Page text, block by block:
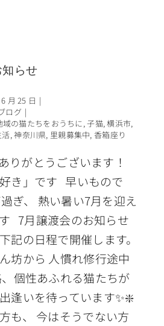
知らせ
月 25 日 |
ログ |
域の猫たちをおうちに,子猫,横浜市,
,神奈川県, 里親募集中,香箱座り
りがとうございます！
好き」です 早いもので
ぎ、 熱い暑い7月を迎え
7月譲渡会のお知らせ
記の日程で開催します。
坊から 人慣れ修行途中
個性あふれる猫たちが
逢いを待っています✨❇️
も、 今はそうでない方